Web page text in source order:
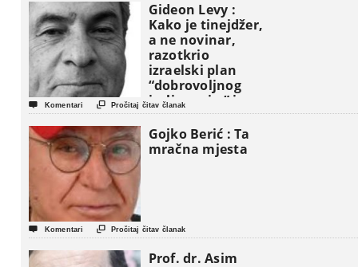
Gideon Levy :
Kako je tinejdžer,
a ne novinar,
razotkrio
izraelski plan
“dobrovoljnog
iseljavanja ” iz
Gaze
 Komentari  Pročitaj čitav članak
Gojko Berić : Ta
mračna mjesta
 Komentari  Pročitaj čitav članak
Prof. dr. Asim